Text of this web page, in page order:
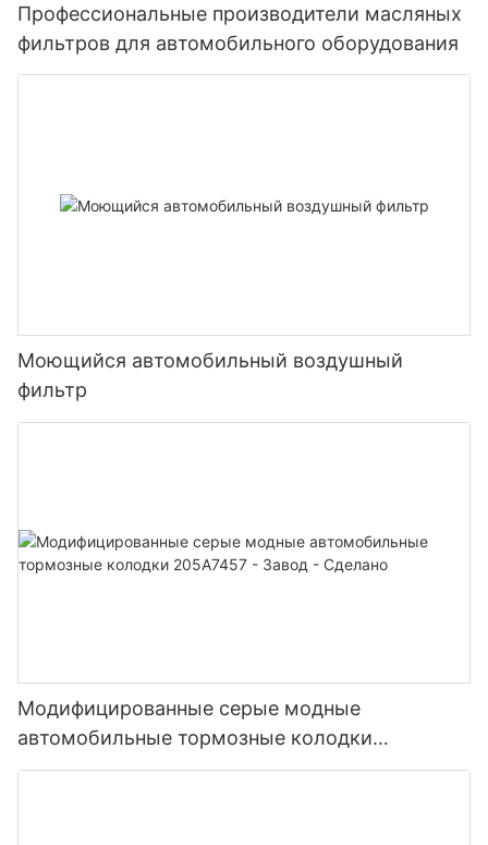
Профессиональные производители масляных
фильтров для автомобильного оборудования
Моющийся автомобильный воздушный
фильтр
Модифицированные серые модные
автомобильные тормозные колодки
205A7457 - Завод - Сделано